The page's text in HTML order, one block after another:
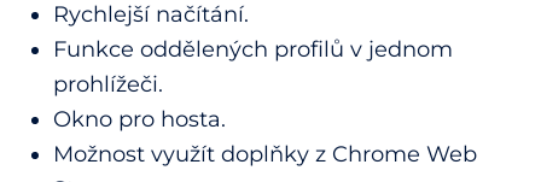
Rychlejší načítání.
Funkce oddělených profilů v jednom
prohlížeči.
Okno pro hosta.
Možnost využít doplňky z Chrome Web